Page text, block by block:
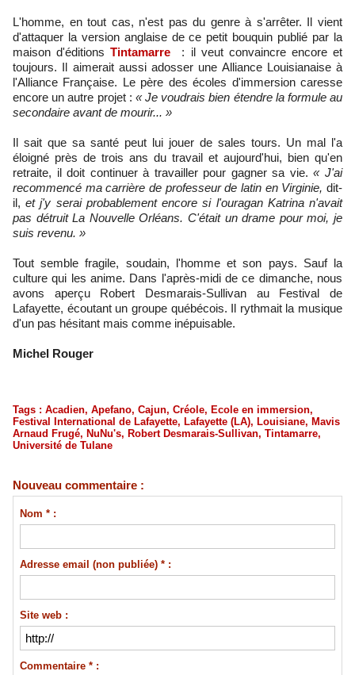
L'homme, en tout cas, n'est pas du genre à s'arrêter. Il vient
d'attaquer la version anglaise de ce petit bouquin publié par la
maison d'éditionsTintamarre : il veut convaincre encore et
toujours. Il aimerait aussi adosser une Alliance Louisianaise à
l'Alliance Française. Le père des écoles d'immersion caresse
encore un autre projet : « Je voudrais bien étendre la formule au
secondaire avant de mourir... »
Il sait que sa santé peut lui jouer de sales tours. Un mal l'a
éloigné près de trois ans du travail et aujourd'hui, bien qu'en
retraite, il doit continuer à travailler pour gagner sa vie.« J'ai
recommencé ma carrière de professeur de latin en Virginie, dit-
il,et j'y serai probablement encore si l'ouragan Katrina n'avait
pas détruit La Nouvelle Orléans. C'était un drame pour moi, je
suis revenu. »
Tout semble fragile, soudain, l'homme et son pays. Sauf la
culture qui les anime. Dans l'après-midi de ce dimanche, nous
avons aperçu Robert Desmarais-Sullivan au Festival de
Lafayette, écoutant un groupe québécois. Il rythmait la musique
d'un pas hésitant mais comme inépuisable.
Michel Rouger
Tags : Acadien, Apefano, Cajun, Créole, Ecole en immersion,
Festival International de Lafayette, Lafayette (LA), Louisiane, Mavis
Arnaud Frugé, NuNu's, Robert Desmarais-Sullivan, Tintamarre,
Université de Tulane
Nouveau commentaire :
Nom * :
Adresse email (non publiée) * :
Site web :
Commentaire * :